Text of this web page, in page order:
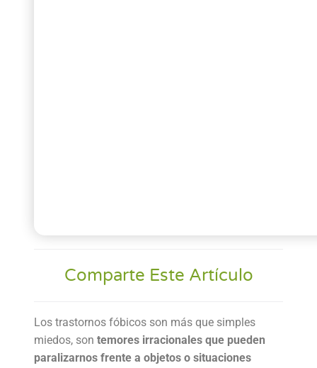
Comparte Este Artículo
Los trastornos fóbicos son más que simples
miedos, son temores irracionales que pueden
paralizarnos frente a objetos o situaciones